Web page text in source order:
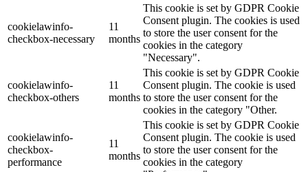
cookielawinfo-
checkbox-necessary
11
months
This cookie is set by GDPR Cookie
Consent plugin. The cookies is used
to store the user consent for the
cookies in the category
"Necessary".
cookielawinfo-
checkbox-others
11
months
This cookie is set by GDPR Cookie
Consent plugin. The cookie is used
to store the user consent for the
cookies in the category "Other.
cookielawinfo-
checkbox-
performance
11
months
This cookie is set by GDPR Cookie
Consent plugin. The cookie is used
to store the user consent for the
cookies in the category